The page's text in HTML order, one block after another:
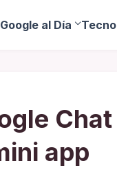
Google al Día
app